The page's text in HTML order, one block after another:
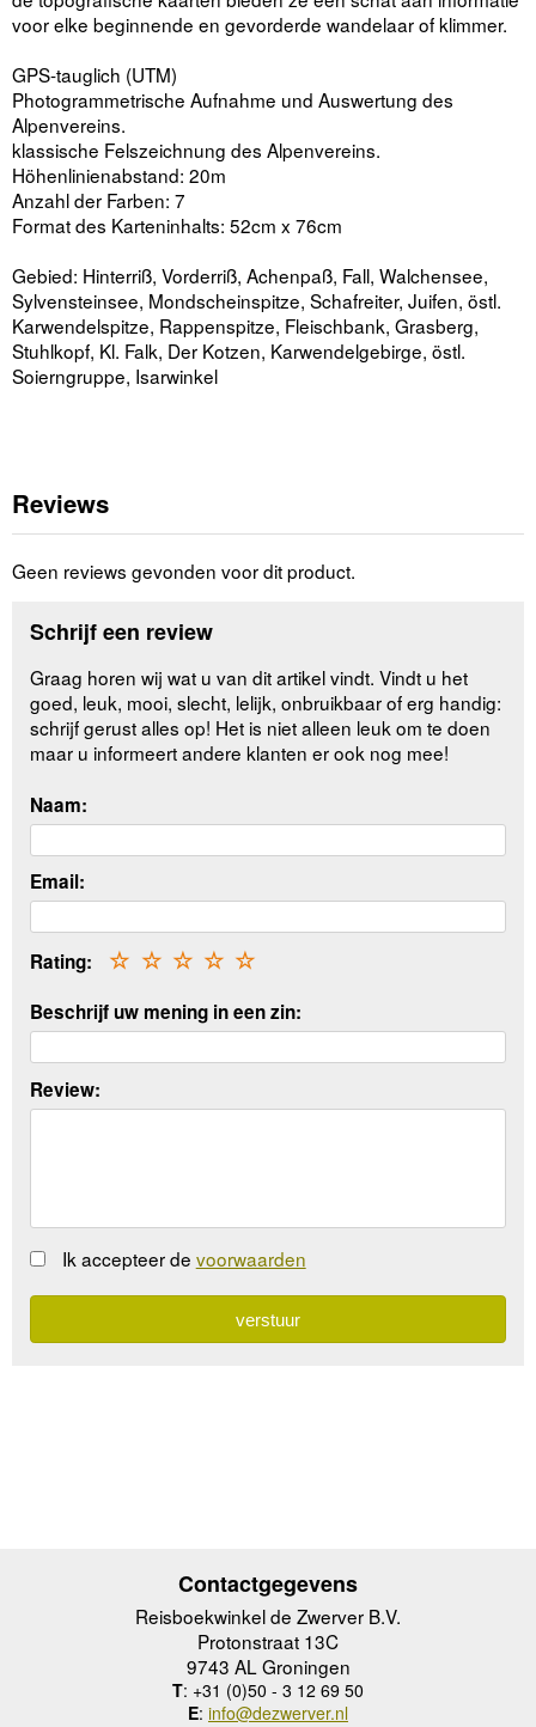
voor elke beginnende en gevorderde wandelaar of klimmer.
GPS-tauglich (UTM)
Photogrammetrische Aufnahme und Auswertung des
Alpenvereins.
klassische Felszeichnung des Alpenvereins.
Höhenlinienabstand: 20m
Anzahl der Farben: 7
Format des Karteninhalts: 52cm x 76cm
Gebied: Hinterriß, Vorderriß, Achenpaß, Fall, Walchensee,
Sylvensteinsee, Mondscheinspitze, Schafreiter, Juifen, östl.
Karwendelspitze, Rappenspitze, Fleischbank, Grasberg,
Stuhlkopf, Kl. Falk, Der Kotzen, Karwendelgebirge, östl.
Soierngruppe, Isarwinkel
Reviews
Geen reviews gevonden voor dit product.
Schrijf een review
Graag horen wij wat u van dit artikel vindt. Vindt u het
goed, leuk, mooi, slecht, lelijk, onbruikbaar of erg handig:
schrijf gerust alles op! Het is niet alleen leuk om te doen
maar u informeert andere klanten er ook nog mee!
Naam:
Email:
Rating: ☆
☆
☆
☆
☆
Beschrijf uw mening in een zin:
Review:
Ik accepteer de voorwaarden
Contactgegevens
Reisboekwinkel de Zwerver B.V.
Protonstraat 13C
9743 AL Groningen
T: +31 (0)50 - 3 12 69 50
E: info@dezwerver.nl